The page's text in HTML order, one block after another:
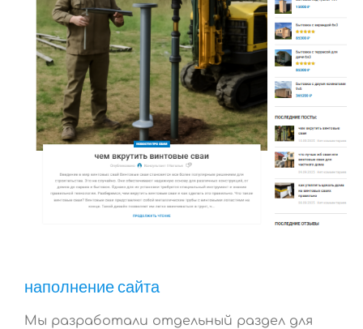
наполнение сайта
Мы разработали отдельный раздел для